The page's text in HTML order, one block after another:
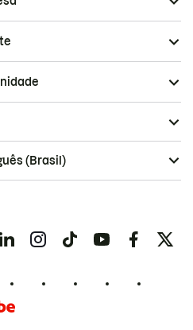
(Brasil)